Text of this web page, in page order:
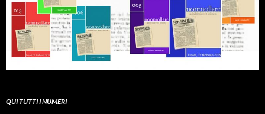
QUI TUTTI I NUMERI